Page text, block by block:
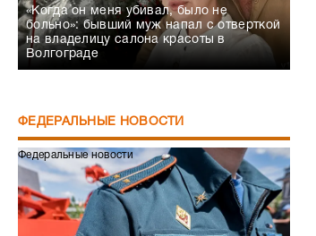
«Когда он меня убивал, было не
больно»: бывший муж напал с отверткой
на владелицу салона красоты в
Волгограде
ФЕДЕРАЛЬНЫЕ НОВОСТИ
Федеральные новости